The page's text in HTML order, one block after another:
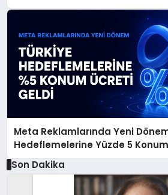
Meta Reklamlarında Yeni
Hedeflemelerine Yüzde 5
Son Dakika